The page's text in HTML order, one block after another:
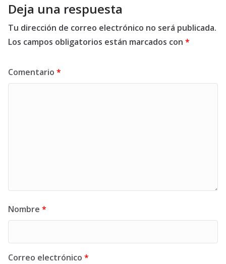
Deja una respuesta
Tu dirección de correo electrónico no será publicada.
Los campos obligatorios están marcados con *
Comentario *
Nombre *
Correo electrónico *